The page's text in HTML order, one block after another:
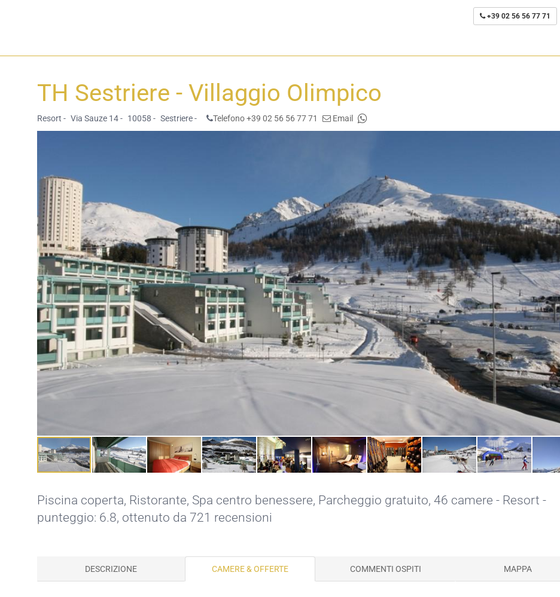
+39 02 56 56 77 71
TH Sestriere - Villaggio Olimpico
Resort - Via Sauze 14 - 10058 - Sestriere - Telefono +39 02 56 56 77 71 Email
Piscina coperta, Ristorante, Spa centro benessere, Parcheggio gratuito, 46 camere - Resort -
punteggio: 6.8, ottenuto da 721 recensioni
DESCRIZIONE CAMERE & OFFERTE COMMENTI OSPITI MAPPA